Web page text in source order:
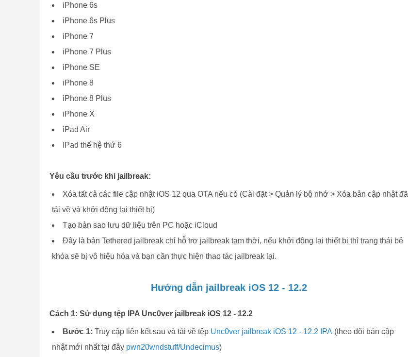
iPhone 6s
iPhone 6s Plus
iPhone 7
iPhone 7 Plus
iPhone SE
iPhone 8
iPhone 8 Plus
iPhone X
iPad Air
IPad thế hệ thứ 6
Yêu cầu trước khi jailbreak:
Xóa tất cả các file cập nhật iOS 12 qua OTA nếu có (Cài đặt > Quản lý bộ nhớ > Xóa bản cập nhật đã
tải về và khởi động lại thiết bị)
Tạo bản sao lưu dữ liệu trên PC hoặc iCloud
Đây là bản Tethered jailbreak chỉ hỗ trợ jailbreak tạm thời, nếu khởi động lại thiết bị thì trạng thái bẻ
khóa sẽ bị vô hiệu hóa và bạn cần thực hiện thao tác jailbreak lại.
Hướng dẫn jailbreak iOS 12 - 12.2
Cách 1: Sử dụng tệp IPA Unc0ver jailbreak iOS 12 - 12.2
Bước 1: Truy cập liên kết sau và tải về tệp Unc0ver jailbreak iOS 12 - 12.2 IPA (theo dõi bản cập
nhật mới nhất tại đây pwn20wndstuff/Undecimus)